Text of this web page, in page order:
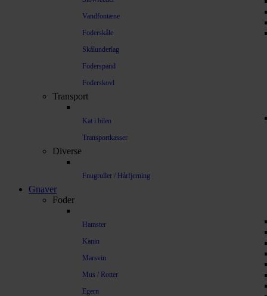
Vandfontæne
Foderskåle
Skålunderlag
Foderspand
Foderskovl
Transport
Kat i bilen
Transportkasser
Diverse
Fnugruller / Hårfjerning
Gnaver
Foder
Hamster
Kanin
Marsvin
Mus / Rotter
Egern